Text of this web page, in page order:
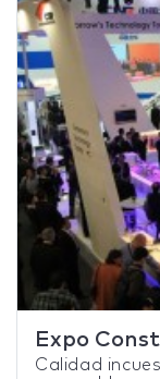
Expo
Calidad